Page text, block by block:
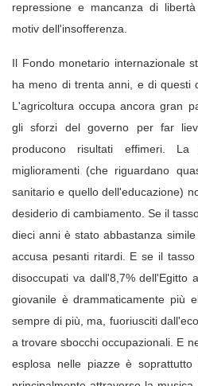
repressione e mancanza di
motiv dell'insofferenza.
Il Fondo monetario internazionale
ha meno di trenta anni, e di questi
L'agricoltura occupa ancora gran
gli sforzi del governo per far
producono risultati effimeri.
miglioramenti (che riguardano
sanitario e quello dell'educazione)
desiderio di cambiamento. Se il
dieci anni è stato abbastanza
accusa pesanti ritardi. E se il
disoccupati va dall'8,7% dell'Egitto
giovanile è drammaticamente più
sempre di più, ma, fuoriusciti
a trovare sbocchi occupazionali. E
esplosa nelle piazze è